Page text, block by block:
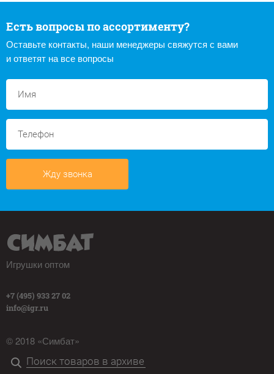
Есть вопросы по ассортименту?
Оставьте контакты, наши менеджеры свяжутся с вами
и ответят на все вопросы
Жду звонка
Игрушки оптом
+7 (495) 933 27 02
info@igr.ru
© 2018 «Симбат»